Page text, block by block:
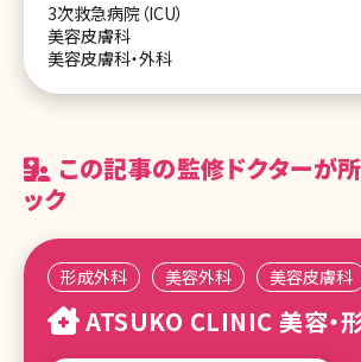
3次救急病院（ICU）
美容皮膚科
美容皮膚科・外科
この記事の監修ドクターが
ック
ATSUKO CLINIC 美容・
形成外科 美容外科 美容皮膚科